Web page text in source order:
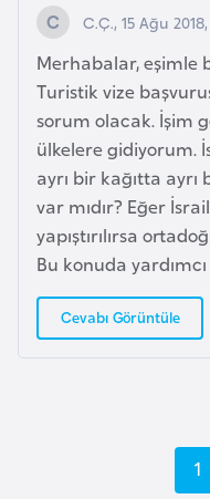
C.Ç., 15 Ağu
Merhabalar, eşimle
Turistik vize
sorum olacak. İşim
ülkelere gidiyorum.
ayrı bir kağıtta
var mıdır? Eğer
yapıştırılırsa
Bu konuda
Cevabı Görüntüle
S
1
K
ü
b
a
e
t